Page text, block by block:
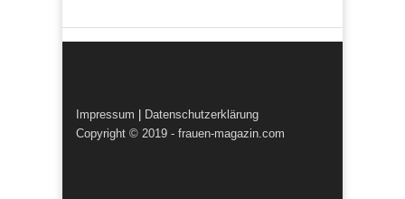
Impressum
Datenschutzerklärung
Copyright © 2019 - frauen-magazin.com